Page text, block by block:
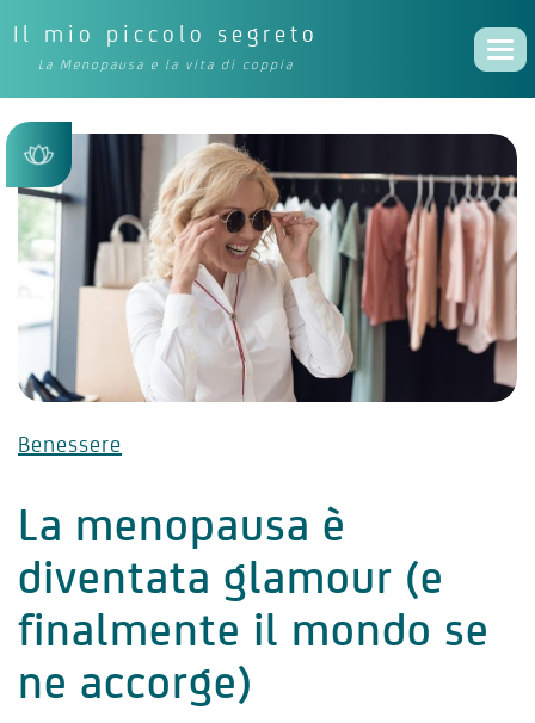
Il mio piccolo segreto
La Menopausa e la vita di coppia
Benessere
La menopausa è
diventata glamour (e
finalmente il mondo se
ne accorge)